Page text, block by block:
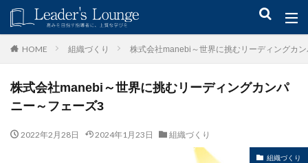
HOME 組織づくり 株式会社manebi～世界に挑むリーディングカ
株式会社manebi～世界に挑むリーディングカンパ
ニー～フェーズ3
2022年2月28日 2024年1月23日 組織づくり
組織づくり
キーワード
青木仁志 モチベーションアップ 後継者育成 事業承継